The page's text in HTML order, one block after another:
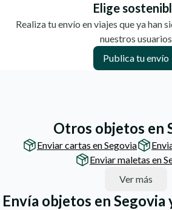
Elige
Realiza tu envío en viajes que ya han
nuestros usuarios
Publica tu envío
Otros objetos en
Enviar cartas en Segovia
Enviar maletas en
Ver más
Envía objetos en Segovia